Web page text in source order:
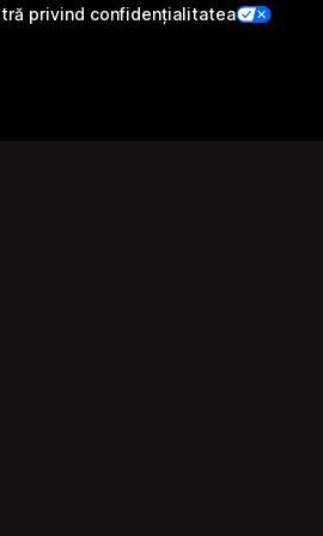
privind confidențialitatea